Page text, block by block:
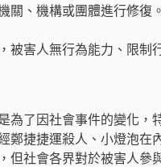
關、機構或團體進行修復。
被害人無行為能力、限制
為了因社會事件的變化，
鄭捷捷運殺人、小燈泡在
但社會各界對於被害人參